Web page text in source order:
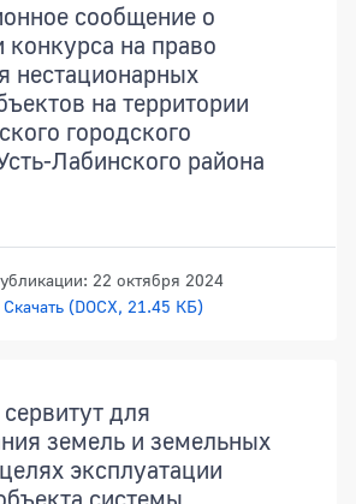
сообщение о
конкурса на право
нестационарных
на территории
городского
Лабинского района
22 октября 2024
Скачать (DOCX, 21.45 КБ)
для
земель и земельных
эксплуатации
системы